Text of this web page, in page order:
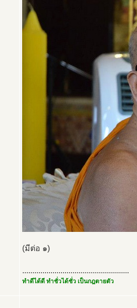
(มีต่อ ๑)
.....................................................
ทำดีได้ดี ทำชั่วได้ชั่ว เป็นกฎตายตัว